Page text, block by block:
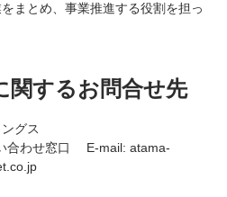
まとめ、事業推進する役割を担っ
関するお問合せ先
ングス
せ窓口 E-mail: atama-